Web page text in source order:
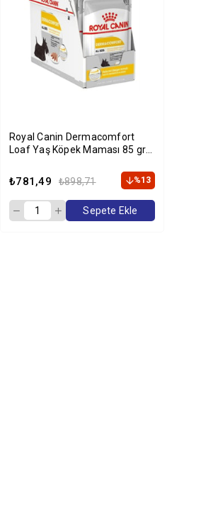
Royal Canin Dermacomfort
Loaf Yaş Köpek Maması 85 gr
₺781,49 ₺898,71 %13
Sepete Ekle